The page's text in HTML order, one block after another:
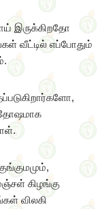
இருக்கிறதோ
வீட்டில் எப்போதும்
கிழங்கு
விலகி